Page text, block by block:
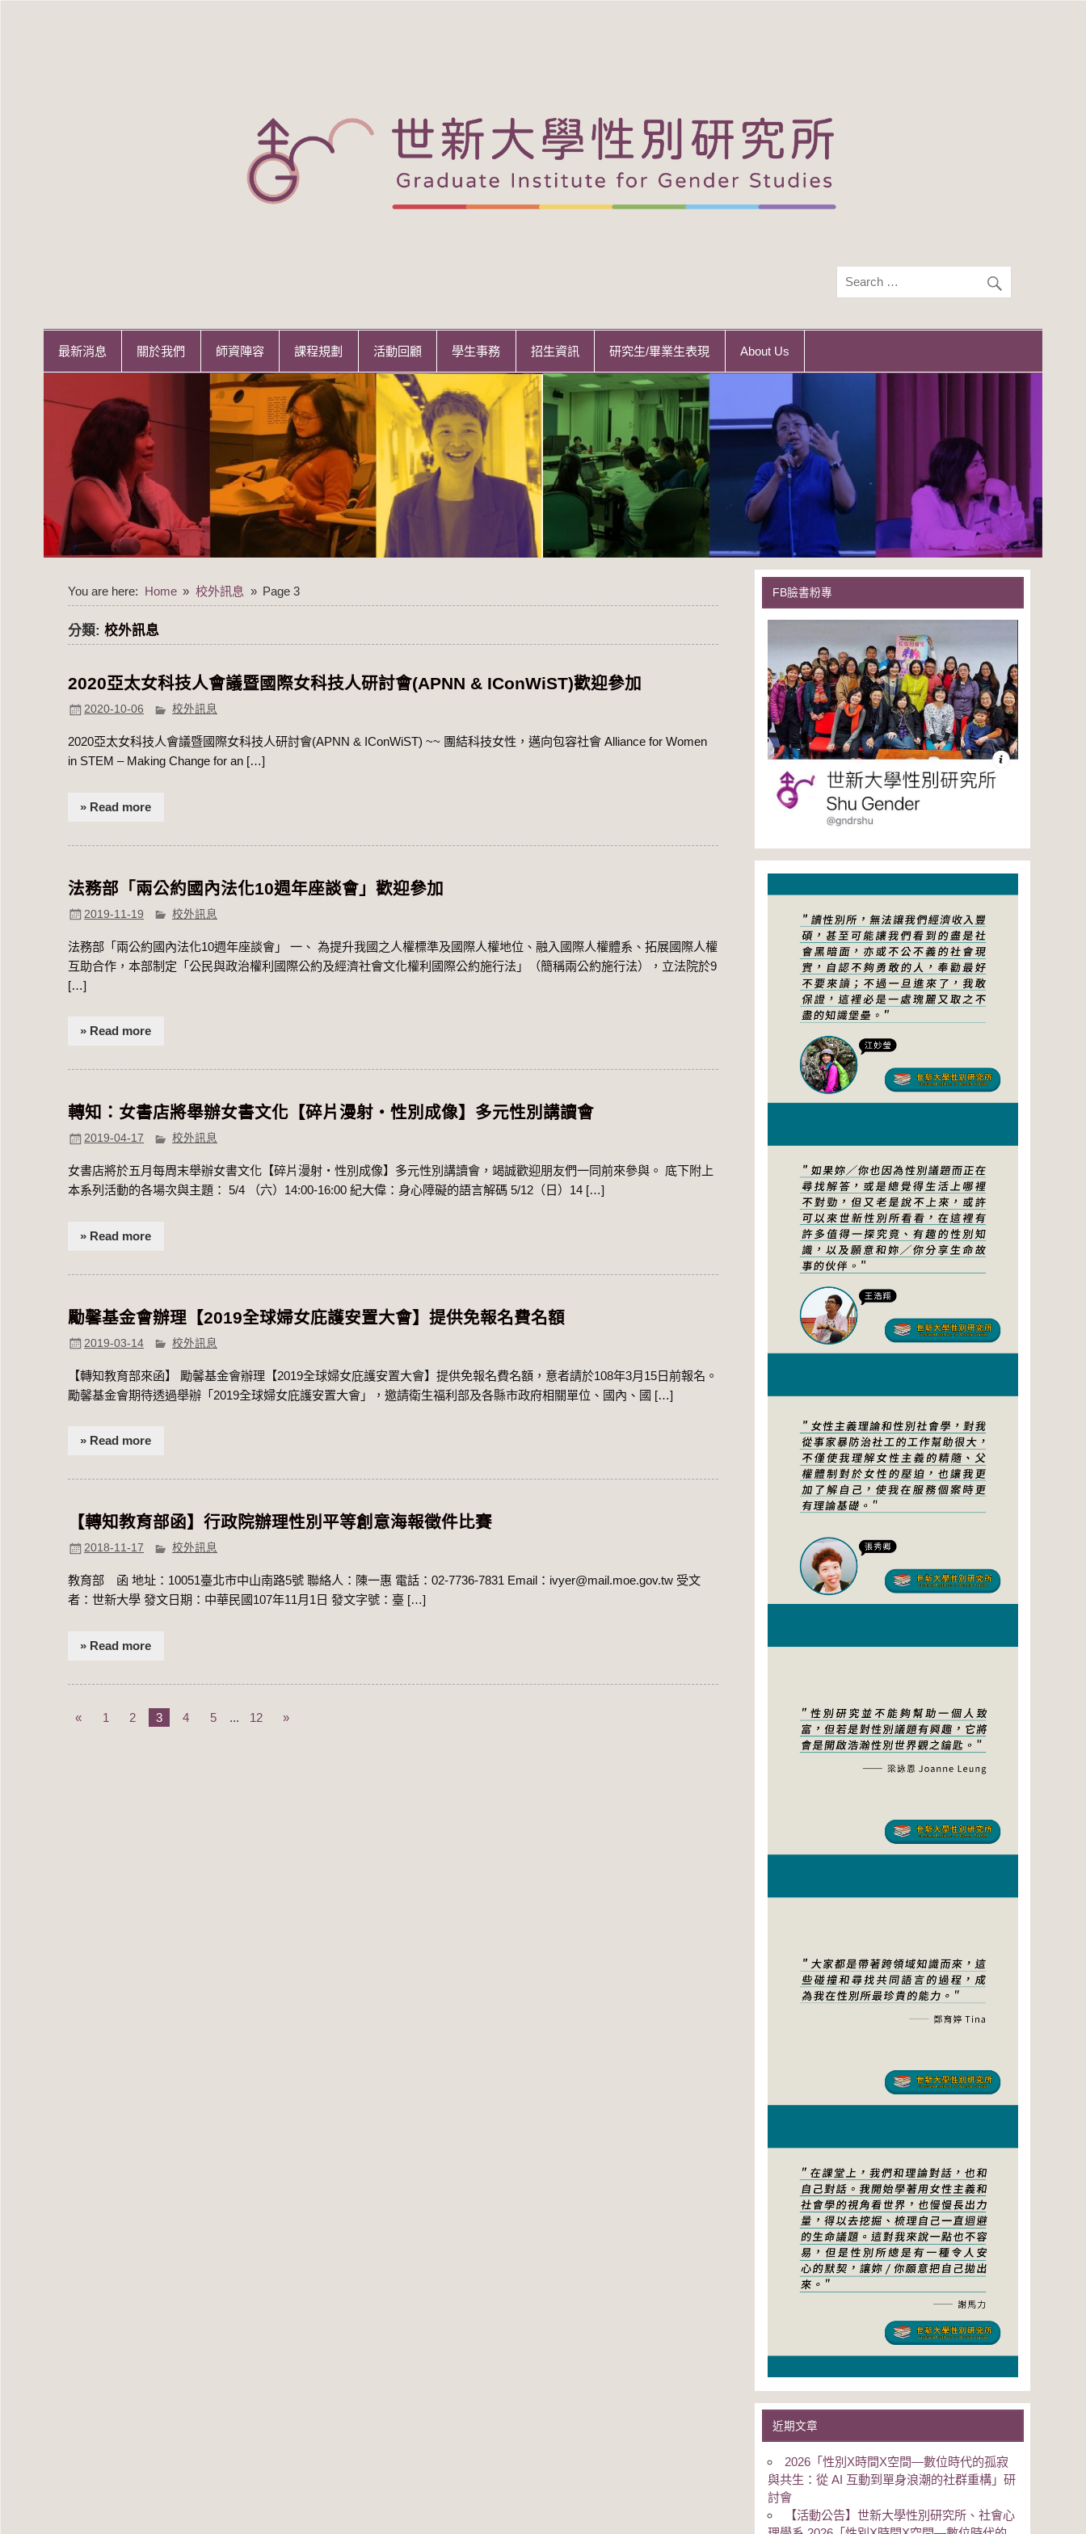
最新消息 關於我們 師資陣容 課程規劃 活動回顧 學生事務 招生資訊 研究生/畢業生表現 About Us
You are here: Home 校外訊息 Page 3
分類:校外訊息
2020亞太女科技人會議暨國際女科技人研討會(APNN & IConWiST)歡迎參加
2020-10-06 校外訊息
2020亞太女科技人會議暨國際女科技人研討會(APNN & IConWiST) ~~ 團結科技女性，邁向包容社會 Alliance for Women
in STEM – Making Change for an […]
» Read more
法務部「兩公約國內法化10週年座談會」歡迎參加
2019-11-19 校外訊息
法務部「兩公約國內法化10週年座談會」 一、 為提升我國之人權標準及國際人權地位、融入國際人權體系、拓展國際人權
互助合作，本部制定「公民與政治權利國際公約及經濟社會文化權利國際公約施行法」（簡稱兩公約施行法），立法院於9
[…]
» Read more
轉知：女書店將舉辦女書文化【碎片漫射‧性別成像】多元性別講讀會
2019-04-17 校外訊息
女書店將於五月每周末舉辦女書文化【碎片漫射‧性別成像】多元性別講讀會，竭誠歡迎朋友們一同前來參與。 底下附上
本系列活動的各場次與主題： 5/4 （六）14:00-16:00 紀大偉：身心障礙的語言解碼 5/12（日）14 […]
» Read more
勵馨基金會辦理【2019全球婦女庇護安置大會】提供免報名費名額
2019-03-14 校外訊息
【轉知教育部來函】 勵馨基金會辦理【2019全球婦女庇護安置大會】提供免報名費名額，意者請於108年3月15日前報名。
勵馨基金會期待透過舉辦「2019全球婦女庇護安置大會」，邀請衛生福利部及各縣市政府相關單位、國內、國 […]
» Read more
【轉知教育部函】行政院辦理性別平等創意海​報徵件比賽
2018-11-17 校外訊息
教育部 函 地址：10051臺北市中山南路5號 聯絡人：陳一惠 電話：02-7736-7831 Email：ivyer@mail.moe.gov.tw 受文
者：世新大學 發文日期：中華民國107年11月1日 發文字號：臺 […]
» Read more
« 1 2 3 4 5 ... 12 »
FB臉書粉專
近期文章
2026「性別Χ時間Χ空間—數位時代的孤寂
與共生：從 AI 互動到單身浪潮的社群重構」研
討會
【活動公告】世新大學性別研究所、社會心